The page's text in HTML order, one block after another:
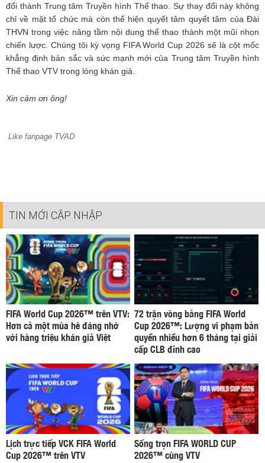
đổi thành Trung tâm Truyền hình Thể thao. Sự thay đổi này không
chỉ về mặt tổ chức mà còn thể hiện quyết tâm quyết tâm của Đài
THVN trong việc nâng tầm nội dung thể thao thành một mũi nhọn
chiến lược. Chúng tôi kỳ vọng FIFA World Cup 2026 sẽ là cột mốc
khẳng định bản sắc và sức mạnh mới của Trung tâm Truyền hình
Thể thao VTV trong lòng khán giả.
Xin cảm ơn ông!
Like fanpage TVAD
TIN MỚI CẬP NHẬP
FIFA World Cup 2026™ trên VTV:
Hơn cả một mùa hè đáng nhớ
với hàng triệu khán giả Việt
72 trận vòng bảng FIFA World
Cup 2026™: Lượng vi phạm bản
quyền nhiều hơn 6 tháng tại giải
cấp CLB đỉnh cao
Lịch trực tiếp VCK FIFA World
Cup 2026™ trên VTV
Sống trọn FIFA WORLD CUP
2026™ cùng VTV